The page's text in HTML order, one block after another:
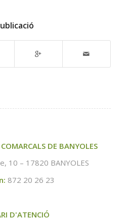
DE BANYOLES
10 – 17820 BANYOLES
872 20 26 23
D'ATENCIÓ